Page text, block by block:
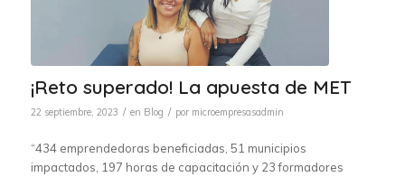
¡Reto superado! La apuesta de MET
22 septiembre, 2023 / en Blog / por microempresasadmin
“434 emprendedoras beneficiadas, 51 municipios
impactados, 197 horas de capacitación y 23 formadores